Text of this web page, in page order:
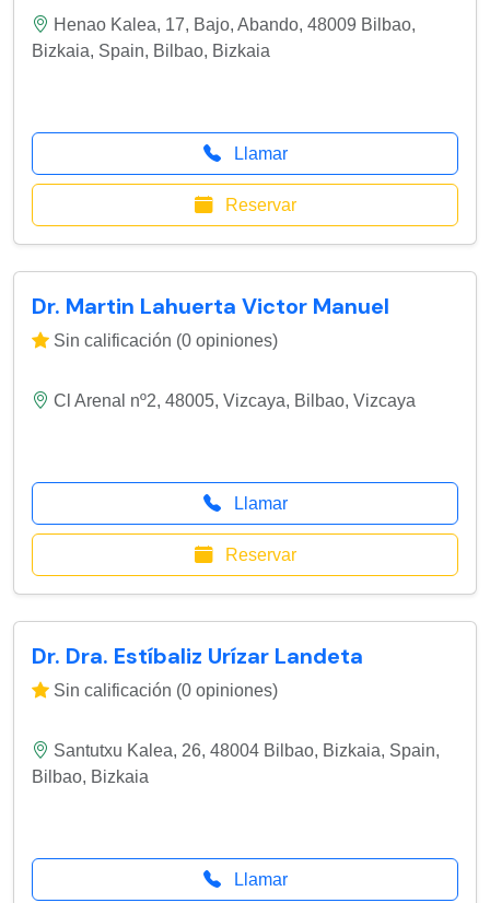
Henao Kalea, 17, Bajo, Abando, 48009 Bilbao,
Bizkaia, Spain, Bilbao, Bizkaia
Llamar
Reservar
Dr. Martin Lahuerta Victor Manuel
Sin calificación (0 opiniones)
Cl Arenal nº2, 48005, Vizcaya, Bilbao, Vizcaya
Llamar
Reservar
Dr. Dra. Estíbaliz Urízar Landeta
Sin calificación (0 opiniones)
Santutxu Kalea, 26, 48004 Bilbao, Bizkaia, Spain,
Bilbao, Bizkaia
Llamar